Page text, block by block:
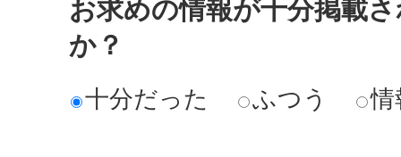
お求めの情報が十分掲載
か？
十分だった ふつう 情